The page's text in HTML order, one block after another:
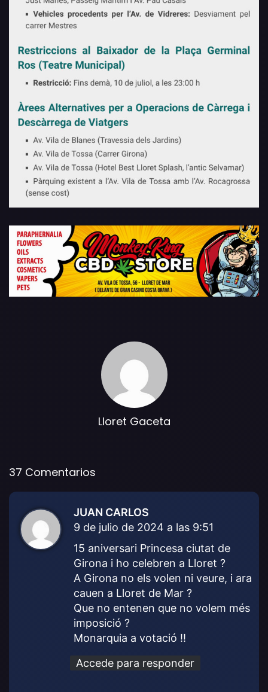
Lloret Gaceta
37 Comentarios
JUAN CARLOS
i
c
e
9 de julio de 2024 a las 9:51
15 aniversari Princesa ciutat de
Girona i ho celebren a Lloret ?
A Girona no els volen ni veure, i ara
cauen a Lloret de Mar ?
Que no entenen que no volem més
imposició ?
Monarquia a votació !!
Accede para responder